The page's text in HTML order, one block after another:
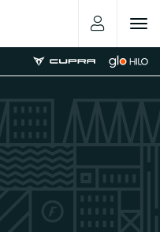
Toggle